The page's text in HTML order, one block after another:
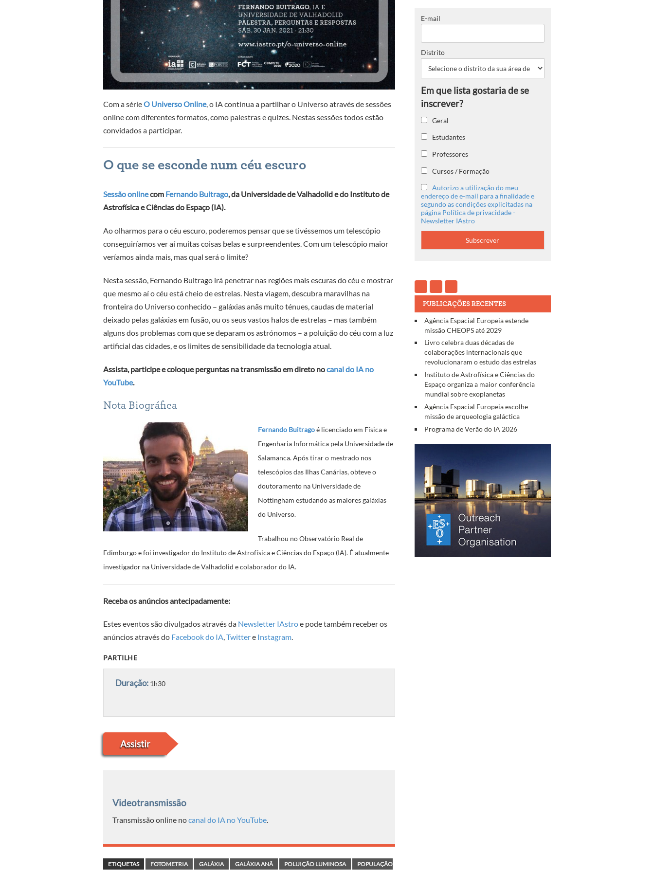
Com a sérieO Universo Online, o IA continua a partilhar o Universo através de sessões
online com diferentes formatos, como palestras e quizes. Nestas sessões todos estão
convidados a participar.
O que se esconde num céu escuro
Sessão onlinecom Fernando Buitrago, da Universidade de Valhadolid e do Instituto de
Astrofísica e Ciências do Espaço (IA).
Ao olharmos para o céu escuro, poderemos pensar que se tivéssemos um telescópio
conseguiríamos ver aí muitas coisas belas e surpreendentes. Com um telescópio maior
veríamos ainda mais, mas qual será o limite?
Nesta sessão, Fernando Buitrago irá penetrar nas regiões mais escuras do céu e mostrar
que mesmo aí o céu está cheio de estrelas. Nesta viagem, descubra maravilhas na
fronteira do Universo conhecido – galáxias anãs muito ténues, caudas de material
deixado pelas galáxias em fusão, ou os seus vastos halos de estrelas – mas também
alguns dos problemas com que se deparam os astrónomos – a poluição do céu com a luz
artificial das cidades, e os limites de sensibilidade da tecnologia atual.
Assista, participe e coloque perguntas na transmissão em direto nocanal do IA no
YouTube.
Nota Biográfica
Fernando Buitragoé licenciado em Física e
Engenharia Informática pela Universidade de
Salamanca. Após tirar o mestrado nos
telescópios das Ilhas Canárias, obteve o
doutoramento na Universidade de
Nottingham estudando as maiores galáxias
do Universo.
Trabalhou no Observatório Real de
Edimburgo e foi investigador do Instituto de Astrofísica e Ciências do Espaço (IA). É atualmente
investigador na Universidade de Valhadolid e colaborador do IA.
Receba os anúncios antecipadamente:
Estes eventos são divulgados através da Newsletter IAstroe pode também receber os
anúncios através do Facebook do IA,Twittere Instagram.
PARTILHE
Duração: 1h30
Assistir
Videotransmissão
Transmissão online nocanal do IA no YouTube.
ETIQUETAS FOTOMETRIA GALÁXIA GALÁXIA ANÃ POLUIÇÃO LUMINOSA POPULAÇÃO
E-mail
Distrito
Geral
Estudantes
Professores
Cursos / Formação
Autorizo a utilização do meu
endereço de e-mail para a finalidade e
segundo as condições explicitadas na
página Política de privacidade -
Newsletter IAstro
PUBLICAÇÕES RECENTES
Agência Espacial Europeia estende
missão CHEOPS até 2029
Livro celebra duas décadas de
colaborações internacionais que
revolucionaram o estudo das estrelas
Instituto de Astrofísica e Ciências do
Espaço organiza a maior conferência
mundial sobre exoplanetas
Agência Espacial Europeia escolhe
missão de arqueologia galáctica
Programa de Verão do IA 2026